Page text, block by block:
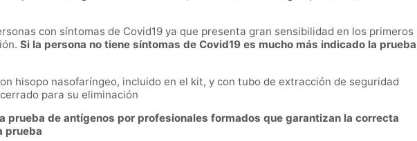
con síntomas de Covid19 ya que presenta gran sensibilidad en los primeros
Si la persona no tiene síntomas de Covid19 es mucho más indicado la prueba
hisopo nasofaríngeo, incluido en el kit, y con tubo de extracción de seguridad
para su eliminación
prueba de antígenos por profesionales formados que garantizan la correcta
prueba